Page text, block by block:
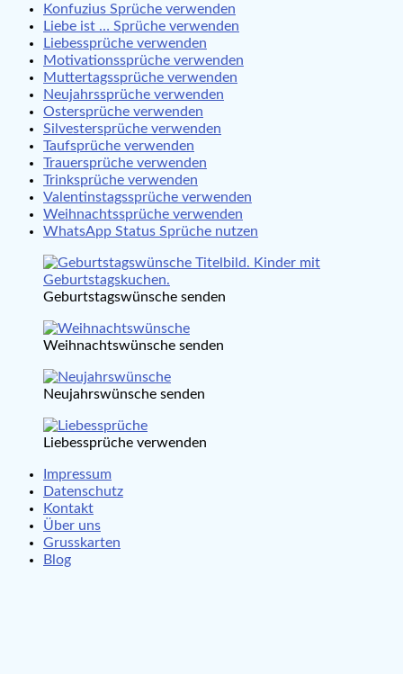
Konfuzius Sprüche verwenden
Liebe ist … Sprüche verwenden
Liebessprüche verwenden
Motivationssprüche verwenden
Muttertagssprüche verwenden
Neujahrssprüche verwenden
Ostersprüche verwenden
Silvestersprüche verwenden
Taufsprüche verwenden
Trauersprüche verwenden
Trinksprüche verwenden
Valentinstagssprüche verwenden
Weihnachtssprüche verwenden
WhatsApp Status Sprüche nutzen
Geburtstagswünsche senden
Weihnachtswünsche senden
Neujahrswünsche senden
Liebessprüche verwenden
Impressum
Datenschutz
Kontakt
Über uns
Grusskarten
Blog